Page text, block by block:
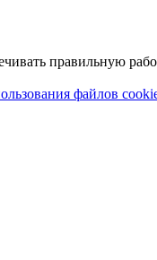
правильную
файлов